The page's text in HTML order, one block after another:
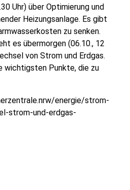
Uhr) über Optimierung und
Heizungsanlage. Es gibt
zu senken.
es übermorgen (06.10., 12
von Strom und Erdgas.
wichtigsten Punkte, die zu
energie/strom-
strom-und-erdgas-